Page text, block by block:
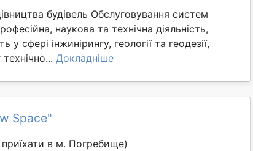
будівель Обслуговування систем
наукова та технічна діяльність,
у сфері інжинірингу, геології та геодезії,
Докладніше
Space"
в м. Погребище)